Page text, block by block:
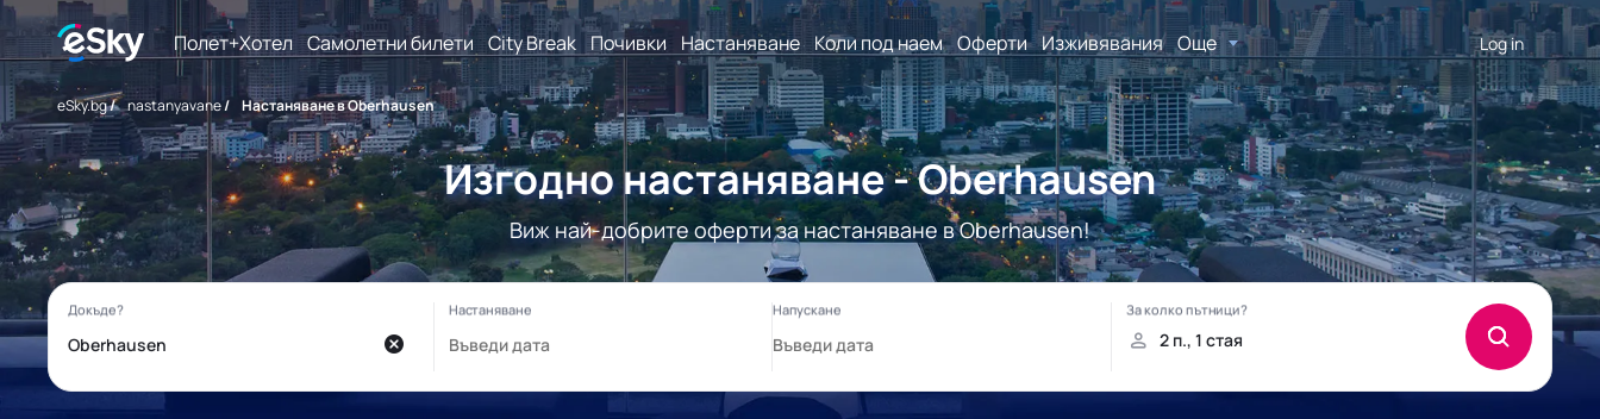
Полет+Хотел Самолетни билети City Break Почивки Настаняване Коли под наем Оферти Изживявания Още Log in
eSky.bg/ nastanyavane/ Настаняване в Oberhausen
Изгодно настаняване - Oberhausen
Виж най-добрите оферти за настаняване в Oberhausen!